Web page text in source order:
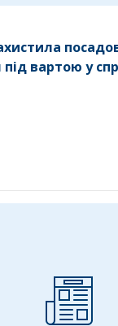
вартою у